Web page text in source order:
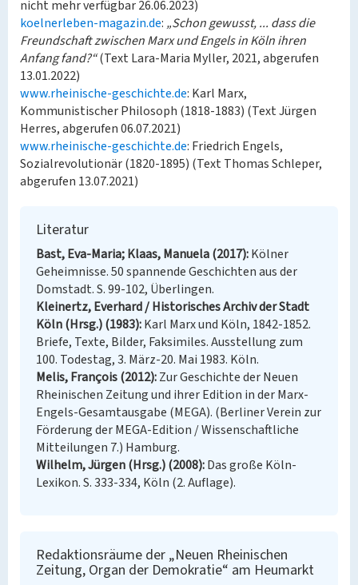
nicht mehr verfügbar 26.06.2023)
koelnerleben-magazin.de: „Schon gewusst, ... dass die
Freundschaft zwischen Marx und Engels in Köln ihren
Anfang fand?“(Text Lara-Maria Myller, 2021, abgerufen
13.01.2022)
www.rheinische-geschichte.de: Karl Marx,
Kommunistischer Philosoph (1818-1883) (Text Jürgen
Herres, abgerufen 06.07.2021)
www.rheinische-geschichte.de: Friedrich Engels,
Sozialrevolutionär (1820-1895) (Text Thomas Schleper,
abgerufen 13.07.2021)
Literatur
Bast, Eva-Maria; Klaas, Manuela (2017) Kölner
Geheimnisse. 50 spannende Geschichten aus der
Domstadt. S. 99-102, Überlingen.
Kleinertz, Everhard / Historisches Archiv der Stadt
Köln (Hrsg.) (1983) Karl Marx und Köln, 1842-1852.
Briefe, Texte, Bilder, Faksimiles. Ausstellung zum
100. Todestag, 3. März-20. Mai 1983. Köln.
Melis, François (2012) Zur Geschichte der Neuen
Rheinischen Zeitung und ihrer Edition in der Marx-
Engels-Gesamtausgabe (MEGA). (Berliner Verein zur
Förderung der MEGA-Edition / Wissenschaftliche
Mitteilungen 7.) Hamburg.
Wilhelm, Jürgen (Hrsg.) (2008) Das große Köln-
Lexikon. S. 333-334, Köln (2. Auflage).
Redaktionsräume der „Neuen Rheinischen
Zeitung, Organ der Demokratie“ am Heumarkt